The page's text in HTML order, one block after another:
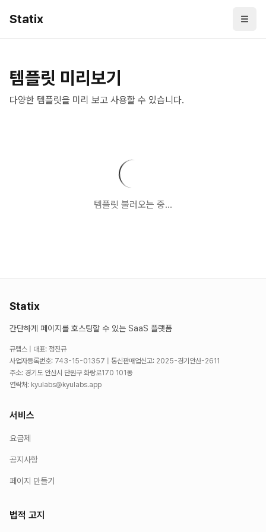
Statix 메뉴
템플릿 미리보기
다양한 템플릿을 미리 보고 사용할 수 있습니다.
템플릿 불러오는 중...
Statix
간단하게 페이지를 호스팅할 수 있는 SaaS 플랫폼
규랩스 | 대표: 정진규
사업자등록번호: 743-15-01357 | 통신판매업신고: 2025-경기안산-2611
주소: 경기도 안산시 단원구 화랑로170 101동
연락처: kyulabs@kyulabs.app
서비스
요금제
공지사항
페이지 만들기
법적 고지